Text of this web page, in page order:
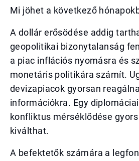
Mi jöhet a következő
A dollár erősödése addig
geopolitikai bizonytalanság
a piac inflációs nyomásra és
monetáris politikára számít.
devizapiacok gyorsan
információkra. Egy
konfliktus mérséklődése
kiválthat.
A befektetők számára a